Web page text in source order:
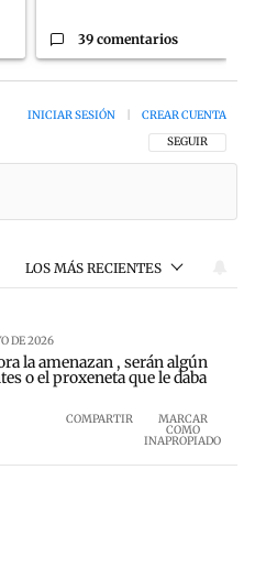
39 comentarios
SIGA ESTA
SEGUIR
INICIAR SESIÓN CREAR CUENTA
LOS MÁS RECIENTES
DE 2026
la amenazan , serán algún
o el proxeneta que le daba
COMPARTIR MARCAR
COMO
INAPROPIADO